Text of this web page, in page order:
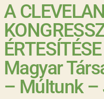
A
Magyar
– Múltunk –